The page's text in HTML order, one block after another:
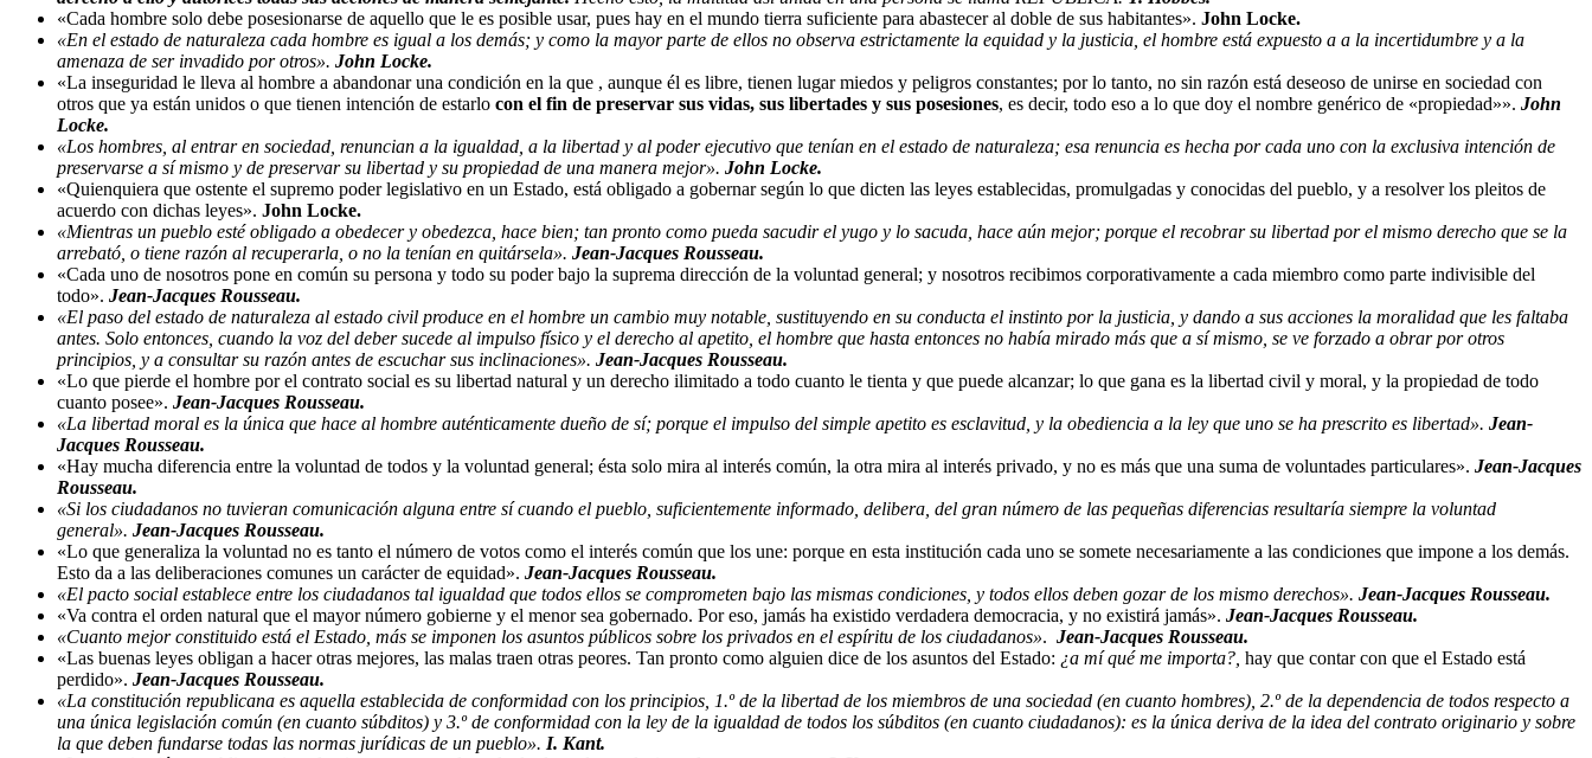
«Cada hombre solo debe posesionarse de aquello que le es posible usar, pues hay en el mundo tierra suficiente para abastecer al doble de sus habitantes». John Locke.
«En el estado de naturaleza cada hombre es igual a los demás; y como la mayor parte de ellos no observa estrictamente la equidad y la justicia, el hombre está expuesto a a la incertidumbre y a la
amenaza de ser invadido por otros». John Locke.
«La inseguridad le lleva al hombre a abandonar una condición en la que , aunque él es libre, tienen lugar miedos y peligros constantes; por lo tanto, no sin razón está deseoso de unirse en sociedad con
otros que ya están unidos o que tienen intención de estarlo con el fin de preservar sus vidas, sus libertades y sus posesiones, es decir, todo eso a lo que doy el nombre genérico de «propiedad»». John
Locke.
«Los hombres, al entrar en sociedad, renuncian a la igualdad, a la libertad y al poder ejecutivo que tenían en el estado de naturaleza; esa renuncia es hecha por cada uno con la exclusiva intención de
preservarse a sí mismo y de preservar su libertad y su propiedad de una manera mejor». John Locke.
«Quienquiera que ostente el supremo poder legislativo en un Estado, está obligado a gobernar según lo que dicten las leyes establecidas, promulgadas y conocidas del pueblo, y a resolver los pleitos de
acuerdo con dichas leyes». John Locke.
«Mientras un pueblo esté obligado a obedecer y obedezca, hace bien; tan pronto como pueda sacudir el yugo y lo sacuda, hace aún mejor; porque el recobrar su libertad por el mismo derecho que se la
arrebató, o tiene razón al recuperarla, o no la tenían en quitársela». Jean-Jacques Rousseau.
«Cada uno de nosotros pone en común su persona y todo su poder bajo la suprema dirección de la voluntad general; y nosotros recibimos corporativamente a cada miembro como parte indivisible del
todo». Jean-Jacques Rousseau.
«El paso del estado de naturaleza al estado civil produce en el hombre un cambio muy notable, sustituyendo en su conducta el instinto por la justicia, y dando a sus acciones la moralidad que les faltaba
antes. Solo entonces, cuando la voz del deber sucede al impulso físico y el derecho al apetito, el hombre que hasta entonces no había mirado más que a sí mismo, se ve forzado a obrar por otros
principios, y a consultar su razón antes de escuchar sus inclinaciones». Jean-Jacques Rousseau.
«Lo que pierde el hombre por el contrato social es su libertad natural y un derecho ilimitado a todo cuanto le tienta y que puede alcanzar; lo que gana es la libertad civil y moral, y la propiedad de todo
cuanto posee». Jean-Jacques Rousseau.
«La libertad moral es la única que hace al hombre auténticamente dueño de sí; porque el impulso del simple apetito es esclavitud, y la obediencia a la ley que uno se ha prescrito es libertad». Jean-
Jacques Rousseau.
«Hay mucha diferencia entre la voluntad de todos y la voluntad general; ésta solo mira al interés común, la otra mira al interés privado, y no es más que una suma de voluntades particulares». Jean-Jacques
Rousseau.
«Si los ciudadanos no tuvieran comunicación alguna entre sí cuando el pueblo, suficientemente informado, delibera, del gran número de las pequeñas diferencias resultaría siempre la voluntad
general». Jean-Jacques Rousseau.
«Lo que generaliza la voluntad no es tanto el número de votos como el interés común que los une: porque en esta institución cada uno se somete necesariamente a las condiciones que impone a los demás.
Esto da a las deliberaciones comunes un carácter de equidad». Jean-Jacques Rousseau.
«El pacto social establece entre los ciudadanos tal igualdad que todos ellos se comprometen bajo las mismas condiciones, y todos ellos deben gozar de los mismo derechos». Jean-Jacques Rousseau.
«Va contra el orden natural que el mayor número gobierne y el menor sea gobernado. Por eso, jamás ha existido verdadera democracia, y no existirá jamás». Jean-Jacques Rousseau.
«Cuanto mejor constituido está el Estado, más se imponen los asuntos públicos sobre los privados en el espíritu de los ciudadanos». Jean-Jacques Rousseau.
«Las buenas leyes obligan a hacer otras mejores, las malas traen otras peores. Tan pronto como alguien dice de los asuntos del Estado: ¿a mí qué me importa?, hay que contar con que el Estado está
perdido». Jean-Jacques Rousseau.
«La constitución republicana es aquella establecida de conformidad con los principios, 1.º de la libertad de los miembros de una sociedad (en cuanto hombres), 2.º de la dependencia de todos respecto a
una única legislación común (en cuanto súbditos) y 3.º de conformidad con la ley de la igualdad de todos los súbditos (en cuanto ciudadanos): es la única deriva de la idea del contrato originario y sobre
la que deben fundarse todas las normas jurídicas de un pueblo». I. Kant.